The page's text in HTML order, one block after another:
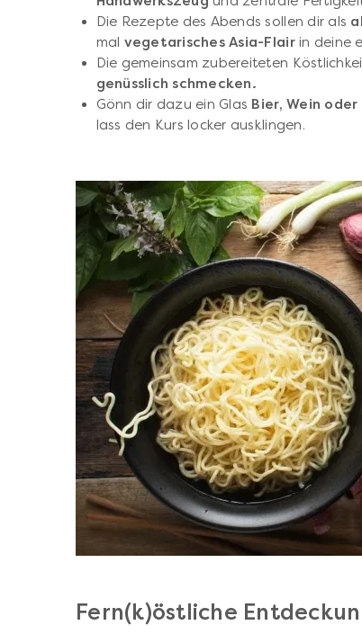
Die Rezepte des Abends sollen dir als
mal vegetarisches Asia-Flairin deine
Die gemeinsam zubereiteten
genüsslich schmecken.
Gönn dir dazu ein Glas Bier, Wein
lass den Kurs locker ausklingen.
Fern(k)östliche